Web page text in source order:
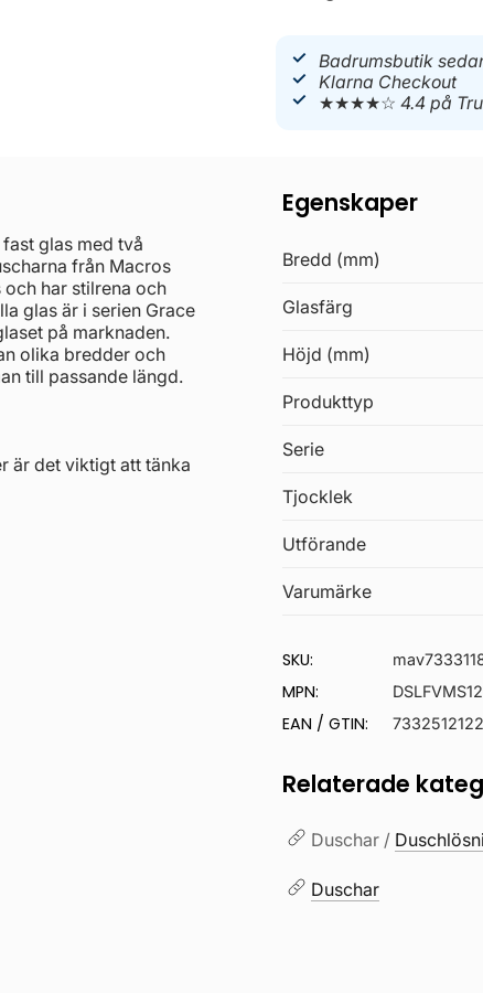
Badrumsbutik
Klarna Checkout
★★★★☆4.4 på
glas med två
från Macros
har stilrena och
glas är i serien Grace
på marknaden.
olika bredder och
till passande längd.
är det viktigt att tänka
Egenskaper
Bredd (mm)
Glasfärg
Höjd (mm)
Produkttyp
Serie
Tjocklek
Utförande
Varumärke
SKU:
MPN:
EAN / GTIN:
Relaterade
Duschar /
Duschar